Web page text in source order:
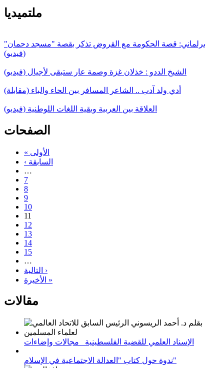
ملتميديا
برلماني: قصة الحكومة مع القروض تذكر بقصة "مسجد دحمان"
(فيديو)
الشيخ الددو : خذلان غزة وصمة عار ستبقى لأجيال (فيديو)
أدي ولد آدب .. الشاعر المسافر بين الحاء والباء (مقابلة)
العلاقة بين العربية وبقية اللغات اللوطنية (فيديو)
الصفحات
« الأولى
‹ السابقة
…
7
8
9
10
11
12
13
14
15
…
التالية ›
الأخيرة »
مقالات
الإسناد العلمي للقضية الفلسطينية_ مجالات وإضاءات
ندوة حول كتاب "العدالة الاجتماعية في الإسلام"